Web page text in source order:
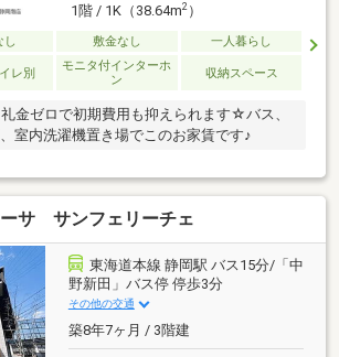
1階 / 1K（38.64m2）
し 敷金なし 一人暮らし
レ別
モニタ付インターホ
ン
収納スペース
金ゼロで初期費用も抑えられます☆バス、
室内洗濯機置き場でこのお家賃です♪
サ サンフェリーチェ
東海道本線 静岡駅 バス15分/「中
野新田」バス停 停歩3分
その他の交通
築8年7ヶ月 / 3階建